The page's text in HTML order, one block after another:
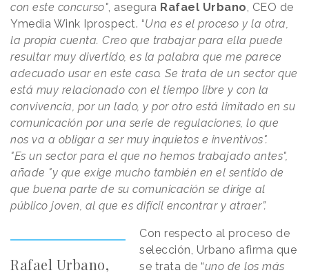
con este concurso", asegura Rafael Urbano, CEO de
Ymedia Wink Iprospect. “Una es el proceso y la otra,
la propia cuenta. Creo que trabajar para ella puede
resultar muy divertido, es la palabra que me parece
adecuado usar en este caso. Se trata de un sector que
está muy relacionado con el tiempo libre y con la
convivencia, por un lado, y por otro está limitado en su
comunicación por una serie de regulaciones, lo que
nos va a obligar a ser muy inquietos e inventivos".
"Es un sector para el que no hemos trabajado antes",
añade "y que exige mucho también en el sentido de
que buena parte de su comunicación se dirige al
público joven, al que es difícil encontrar y atraer”.
Rafael Urbano,
Con respecto al proceso de
selección, Urbano afirma que
se trata de “uno de los más